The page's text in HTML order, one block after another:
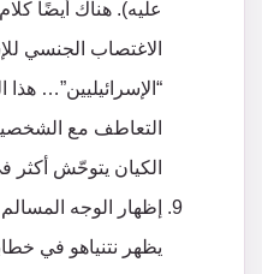
عليه). هناك أيضًا
الاغتصاب الجنسي
“الإسرائيليين”…
التعاطف مع
الكيان يتوحّش أكثر
إظهار الوجه
يظهر نتنياهو في